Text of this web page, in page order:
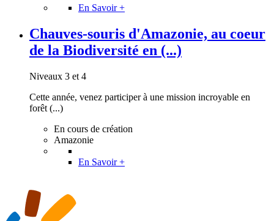
En Savoir +
Chauves-souris d'Amazonie, au coeur
de la Biodiversité en (...)
Niveaux 3 et 4
Cette année, venez participer à une mission incroyable en
forêt (...)
En cours de création
Amazonie
En Savoir +